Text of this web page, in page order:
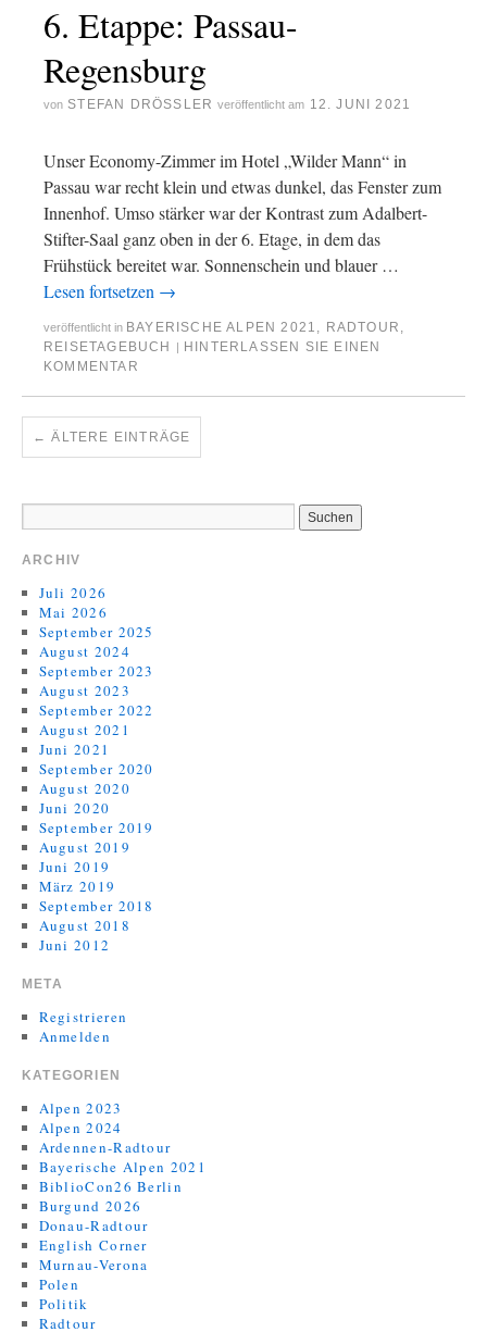
6. Etappe: Passau-
Regensburg
von STEFAN DRÖSSLER veröffentlicht am 12. JUNI 2021
Unser Economy-Zimmer im Hotel „Wilder Mann“ in
Passau war recht klein und etwas dunkel, das Fenster zum
Innenhof. Umso stärker war der Kontrast zum Adalbert-
Stifter-Saal ganz oben in der 6. Etage, in dem das
Frühstück bereitet war. Sonnenschein und blauer …
Lesen fortsetzen →
veröffentlicht in BAYERISCHE ALPEN 2021 , RADTOUR ,
REISETAGEBUCH
| HINTERLASSEN SIE EINEN
KOMMENTAR
← ÄLTERE EINTRÄGE
ARCHIV
Juli 2026
Mai 2026
September 2025
August 2024
September 2023
August 2023
September 2022
August 2021
Juni 2021
September 2020
August 2020
Juni 2020
September 2019
August 2019
Juni 2019
März 2019
September 2018
August 2018
Juni 2012
META
Registrieren
Anmelden
KATEGORIEN
Alpen 2023
Alpen 2024
Ardennen-Radtour
Bayerische Alpen 2021
BiblioCon26 Berlin
Burgund 2026
Donau-Radtour
English Corner
Murnau-Verona
Polen
Politik
Radtour